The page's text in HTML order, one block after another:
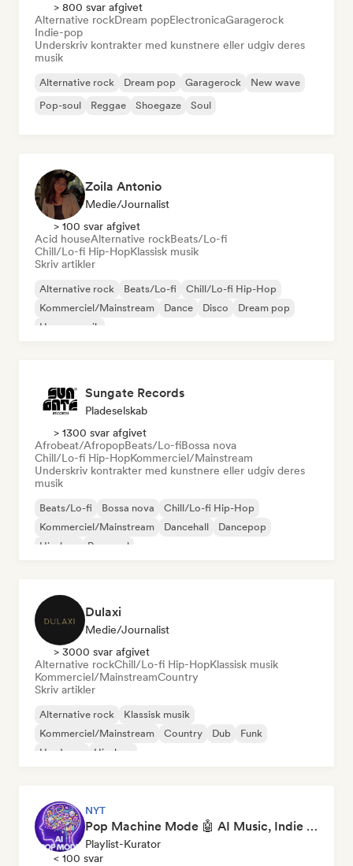
> 800 svar afgivet
Alternative rockDream popElectronicaGaragerock
Indie-pop
Underskriv kontrakter med kunstnere eller udgiv deres
musik
Alternative rock Dream pop Garagerock
New wave
Pop-soul
Reggae Shoegaze Soul
Zoila Antonio
Medie/journalist
> 100 svar afgivet
Acid houseAlternative rockBeats/Lo-fi
Chill/Lo-fi Hip-HopKlassisk musik
Skriv artikler
Alternative rock Beats/Lo-fi
Chill/Lo-fi Hip-Hop
Kommerciel/Mainstream
Dance Disco
Dream pop
House-musik
Sungate Records
Pladeselskab
> 1300 svar afgivet
Afrobeat/AfropopBeats/Lo-fiBossa nova
Chill/Lo-fi Hip-HopKommerciel/Mainstream
Underskriv kontrakter med kunstnere eller udgiv deres
musik
Beats/Lo-fi Bossa nova
Chill/Lo-fi Hip-Hop
Kommerciel/Mainstream
Dancehall
Dancepop
Hip-hop
Pop-soul
Dulaxi
Medie/journalist
> 3000 svar afgivet
Alternative rockChill/Lo-fi Hip-HopKlassisk musik
Kommerciel/MainstreamCountry
Skriv artikler
Alternative rock
Klassisk musik
Kommerciel/Mainstream
Country Dub
Funk
Hardcore
Hip-hop
NYT
Pop Machine Mode 🤖 AI Music, Indie Pop & Dream Pop
Playlist-Kurator
< 100 svar